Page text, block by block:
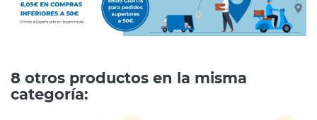
8 otros productos en la misma
categoría: